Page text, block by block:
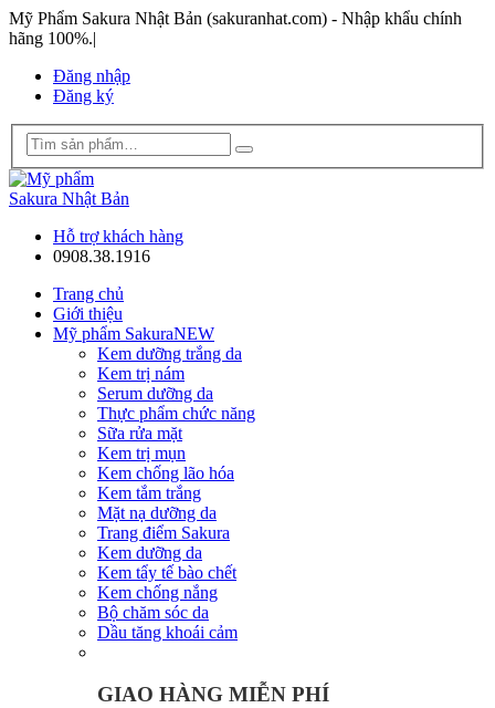
Mỹ Phẩm Sakura Nhật Bản (sakuranhat.com) - Nhập khẩu chính
hãng 100%.|
Đăng nhập
Đăng ký
Hỗ trợ khách hàng
0908.38.1916
Trang chủ
Giới thiệu
Mỹ phẩm SakuraNEW
Kem dưỡng trắng da
Kem trị nám
Serum dưỡng da
Thực phẩm chức năng
Sữa rửa mặt
Kem trị mụn
Kem chống lão hóa
Kem tắm trắng
Mặt nạ dưỡng da
Trang điểm Sakura
Kem dưỡng da
Kem tẩy tế bào chết
Kem chống nắng
Bộ chăm sóc da
Dầu tăng khoái cảm
GIAO HÀNG MIỄN PHÍ